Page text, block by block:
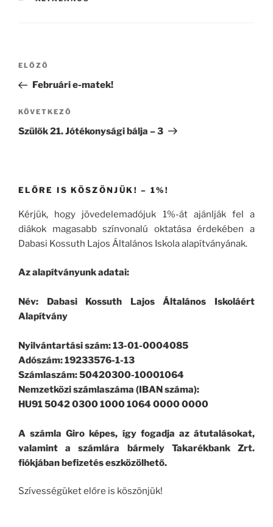
Bejegyzés
Korábbi
bejegyzés
ELŐZŐ
Februári e-matek!
Következő
bejegyzés
KÖVETKEZŐ
Szülők 21. Jótékonysági bálja – 3
ELŐRE IS KÖSZÖNJÜK! – 1%!
Kérjük, hogy jövedelemadójuk 1%-át ajánlják fel a
diákok magasabb színvonalú oktatása érdekében a
Dabasi Kossuth Lajos Általános Iskola alapítványának.
Az alapítványunk adatai:
Név: Dabasi Kossuth Lajos Általános Iskoláért
Alapítvány
Nyilvántartási szám: 13-01-0004085
Adószám: 19233576-1-13
Számlaszám: 50420300-10001064
Nemzetközi számlaszáma (IBAN száma):
HU91 5042 0300 1000 1064 0000 0000
A számla Giro képes, így fogadja az átutalásokat,
valamint a számlára bármely Takarékbank Zrt.
fiókjában befizetés eszközölhető.
Szívességüket előre is köszönjük!